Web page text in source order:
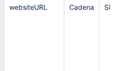
websiteURL Cadena Sí